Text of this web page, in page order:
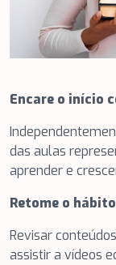
Encare o início
das aulas
aprender e
Retome o
Revisar
assistir a vídeos